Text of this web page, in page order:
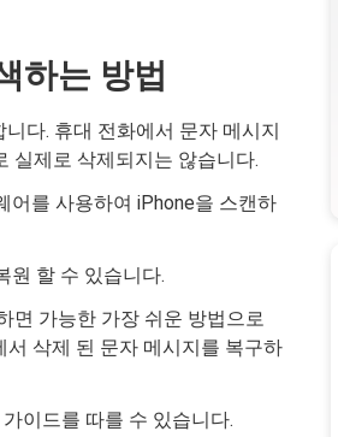
하는 방법
다. 휴대 전화에서 문자 메시지
실제로 삭제되지는 않습니다.
어를 사용하여 iPhone을 스캔하
원 할 수 있습니다.
면 가능한 가장 쉬운 방법으로
삭제 된 문자 메시지를 복구하
이드를 따를 수 있습니다.